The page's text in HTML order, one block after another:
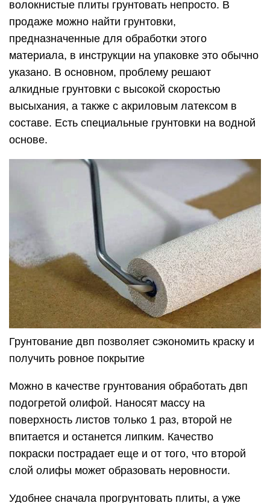
волокнистые плиты грунтовать непросто. В
продаже можно найти грунтовки,
предназначенные для обработки этого
материала, в инструкции на упаковке это обычно
указано. В основном, проблему решают
алкидные грунтовки с высокой скоростью
высыхания, а также с акриловым латексом в
составе. Есть специальные грунтовки на водной
основе.
Грунтование двп позволяет сэкономить краску и
получить ровное покрытие
Можно в качестве грунтования обработать двп
подогретой олифой. Наносят массу на
поверхность листов только 1 раз, второй не
впитается и останется липким. Качество
покраски пострадает еще и от того, что второй
слой олифы может образовать неровности.
Удобнее сначала прогрунтовать плиты, а уже